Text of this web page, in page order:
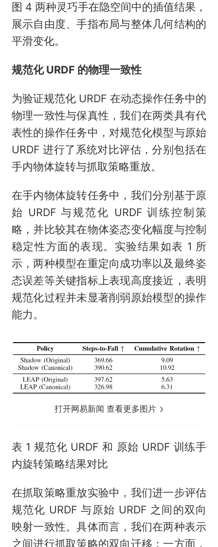
图 4 两种灵巧手在隐空间中的插值结果，
展示自由度、手指布局与整体几何结构的
平滑变化。
规范化 URDF 的物理一致性
为验证规范化 URDF 在动态操作任务中的
物理一致性与保真性，我们在两类具有代
表性的操作任务中，对规范化模型与原始
URDF 进行了系统对比评估，分别包括在
手内物体旋转与抓取策略重放。
在手内物体旋转任务中，我们分别基于原
始 URDF 与规范化 URDF 训练控制策
略，并比较其在物体姿态变化幅度与控制
稳定性方面的表现。实验结果如表 1 所
示，两种模型在重定向成功率以及最终姿
态误差等关键指标上表现高度接近，表明
规范化过程并未显著削弱原始模型的操作
能力。
打开网易新闻 查看更多图片
表 1 规范化 URDF 和 原始 URDF 训练手
内旋转策略结果对比
在抓取策略重放实验中，我们进一步评估
规范化 URDF 与原始 URDF 之间的双向
映射一致性。具体而言，我们在两种表示
之间进行抓取策略的双向迁移：一方面，